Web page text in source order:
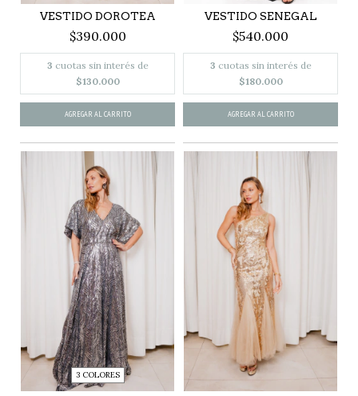
VESTIDO DOROTEA
$390.000
3 cuotas sin interés de
$130.000
AGREGAR AL CARRITO
VESTIDO SENEGAL
$540.000
3 cuotas sin interés de
$180.000
AGREGAR AL CARRITO
3 COLORES